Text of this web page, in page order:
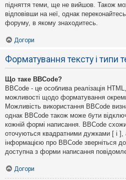
підняття теми, ще не вийшов. Також
відповівши на неї, однак
форуму, в якому знаходитесь.
Догори
Форматування тексту і типи
Що таке BBCode?
BBCode - це особлива реалізація
можливості щодо форматування
Можливість використання BBCode
однак BBCode також може бути
кожній формі написання. BBCode
оточуються квадратними дужками [ і
інформацією про BBCode зверніться
доступна з форми написання
Догори